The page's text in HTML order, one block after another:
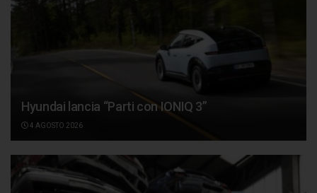
Hyundai lancia “Parti con IONIQ 3”
4 AGOSTO 2026